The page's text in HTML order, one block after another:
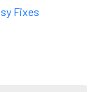
Fixes